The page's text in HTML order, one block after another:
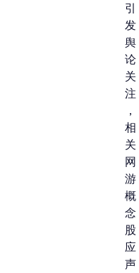
引
发
舆
论
关
注
，
相
关
网
游
概
念
股
应
声